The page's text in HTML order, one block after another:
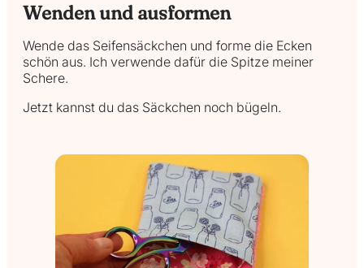
Wenden und ausformen
Wende das Seifensäckchen und forme die Ecken
schön aus. Ich verwende dafür die Spitze meiner
Schere.
Jetzt kannst du das Säckchen noch bügeln.